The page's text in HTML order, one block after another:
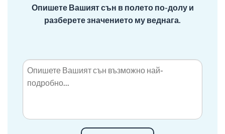
Опишете Вашият сън в полето по-долу и
разберете значението му веднага.